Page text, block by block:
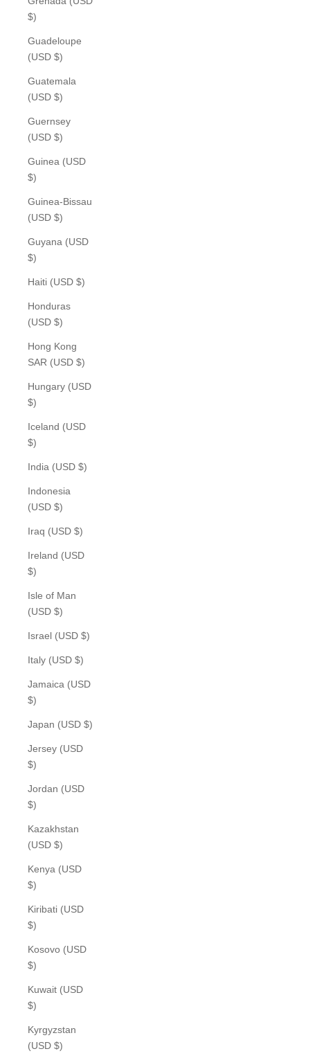
$)
Guadeloupe
(USD $)
Guatemala
(USD $)
Guernsey
(USD $)
Guinea (USD
$)
Guinea-Bissau
(USD $)
Guyana (USD
$)
Haiti (USD $)
Honduras
(USD $)
Hong Kong
SAR (USD $)
Hungary (USD
$)
Iceland (USD
$)
India (USD $)
Indonesia
(USD $)
Iraq (USD $)
Ireland (USD
$)
Isle of Man
(USD $)
Israel (USD $)
Italy (USD $)
Jamaica (USD
$)
Japan (USD $)
Jersey (USD
$)
Jordan (USD
$)
Kazakhstan
(USD $)
Kenya (USD
$)
Kiribati (USD
$)
Kosovo (USD
$)
Kuwait (USD
$)
Kyrgyzstan
(USD $)